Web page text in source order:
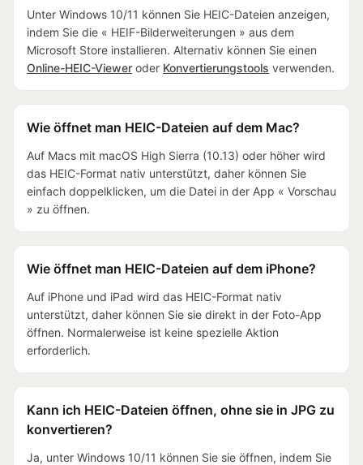
Unter Windows 10/11 können Sie HEIC-Dateien anzeigen,
indem Sie die « HEIF-Bilderweiterungen » aus dem
Microsoft Store installieren. Alternativ können Sie einen
Online-HEIC-Viewer oder Konvertierungstools verwenden.
Wie öffnet man HEIC-Dateien auf dem Mac?
Auf Macs mit macOS High Sierra (10.13) oder höher wird
das HEIC-Format nativ unterstützt, daher können Sie
einfach doppelklicken, um die Datei in der App « Vorschau
» zu öffnen.
Wie öffnet man HEIC-Dateien auf dem iPhone?
Auf iPhone und iPad wird das HEIC-Format nativ
unterstützt, daher können Sie sie direkt in der Foto-App
öffnen. Normalerweise ist keine spezielle Aktion
erforderlich.
Kann ich HEIC-Dateien öffnen, ohne sie in JPG zu
konvertieren?
Ja, unter Windows 10/11 können Sie sie öffnen, indem Sie